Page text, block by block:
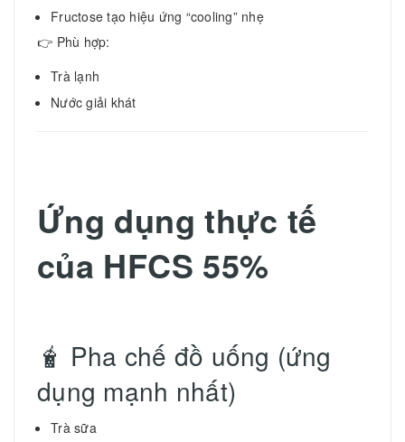
Fructose tạo hiệu ứng “cooling” nhẹ
👉 Phù hợp:
Trà lạnh
Nước giải khát
Ứng dụng thực tế
của HFCS 55%
🧋 Pha chế đồ uống (ứng
dụng mạnh nhất)
Trà sữa